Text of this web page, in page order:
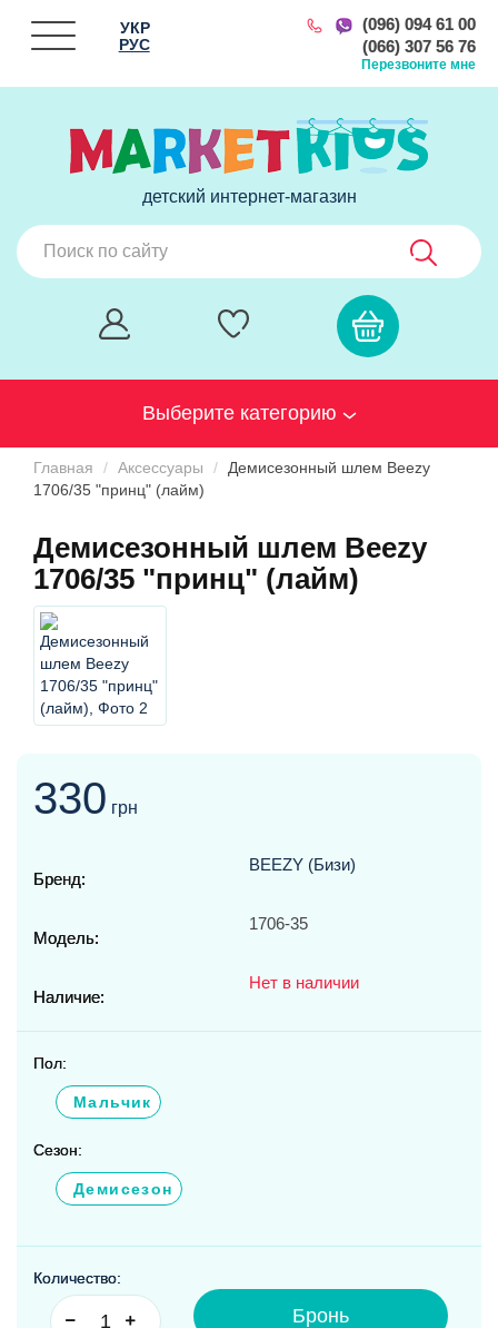
(096) 094 61 00
(066) 307 56 76
Перезвоните мне
УКР
РУС
детский интернет-магазин
Выберите категорию
Главная Аксессуары
Демисезонный шлем Beezy
1706/35 "принц" (лайм)
Демисезонный шлем Beezy
1706/35 "принц" (лайм)
330 грн
Бренд:
BEEZY (Бизи)
Модель:
1706-35
Наличие:
Нет в наличии
Пол:
Мальчик
Сезон:
Демисезон
Количество:
Бронь